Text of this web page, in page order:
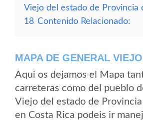
Viejo del estado de Provincia
18 Contenido Relacionado:
MAPA DE GENERAL VIEJO
Aqui os dejamos el Mapa
carreteras como del pueblo
Viejo del estado de Provincia
en Costa Rica podeis ir